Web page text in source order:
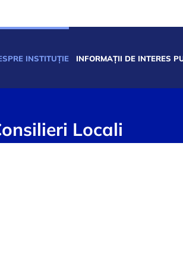
INSTITUȚIE INFORMAȚII DE INTERES
Locali